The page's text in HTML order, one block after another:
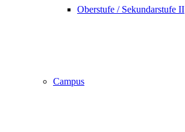
Oberstufe / Sekundarstufe II
Campus